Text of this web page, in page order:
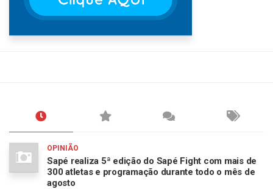
OPINIÃO
Sapé realiza 5ª edição do Sapé Fight com mais de
300 atletas e programação durante todo o mês de
agosto